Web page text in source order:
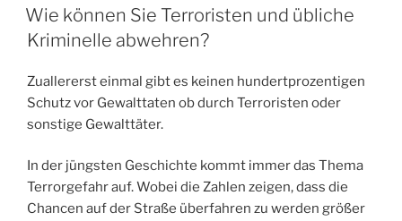
AM
Wie können Sie Terroristen und übliche
Kriminelle abwehren?
Zuallererst einmal gibt es keinen hundertprozentigen
Schutz vor Gewalttaten ob durch Terroristen oder
sonstige Gewalttäter.
In der jüngsten Geschichte kommt immer das Thema
Terrorgefahr auf. Wobei die Zahlen zeigen, dass die
Chancen auf der Straße überfahren zu werden größer